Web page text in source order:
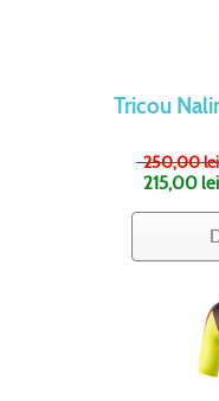
Tricou
250,00
215,00 lei